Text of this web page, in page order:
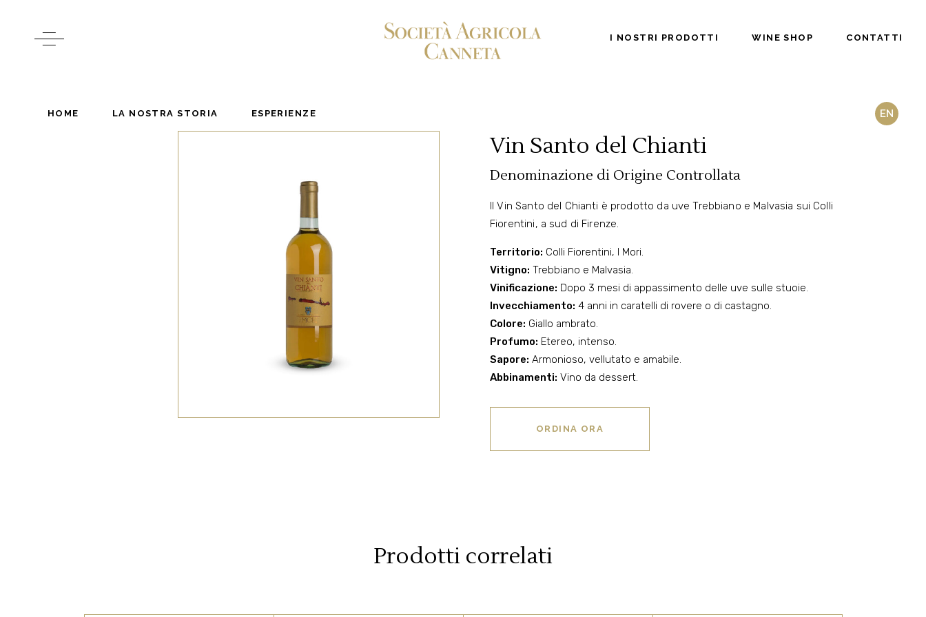
HOME LA NOSTRA STORIA ESPERIENZE
I NOSTRI PRODOTTI WINE SHOP CONTATTI
EN
Vin Santo del Chianti
Denominazione di Origine Controllata
Il Vin Santo del Chianti è prodotto da uve Trebbiano e Malvasia sui Colli
Fiorentini, a sud di Firenze.
Territorio: Colli Fiorentini, I Mori.
Vitigno: Trebbiano e Malvasia.
Vinificazione: Dopo 3 mesi di appassimento delle uve sulle stuoie.
Invecchiamento: 4 anni in caratelli di rovere o di castagno.
Colore: Giallo ambrato.
Profumo: Etereo, intenso.
Sapore: Armonioso, vellutato e amabile.
Abbinamenti: Vino da dessert.
ORDINA ORA
Prodotti correlati